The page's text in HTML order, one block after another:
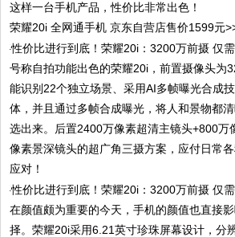
这样一台手机产品，性价比非常出色！
荣耀20i 全网通手机 京东自营店售价1599元
号称自拍功能出色的荣耀20i，前置摄像头为
能识别22个独立场景、采用AI多帧曝光合成
体，并且通过多帧合成曝光，将人和景物都
选出来。后置2400万像素超清主镜头+800万
像素景深镜头的超广角三摄方案，应付日常
应对！
在颜值颇为重要的今天，手机的颜值也直接
择。荣耀20i采用6.21英寸珍珠屏幕设计，分